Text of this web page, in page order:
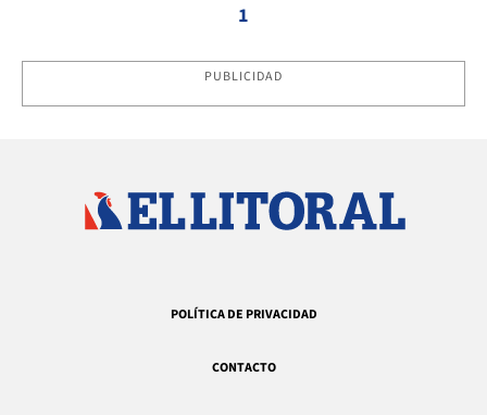
1
PUBLICIDAD
POLÍTICA DE PRIVACIDAD
CONTACTO